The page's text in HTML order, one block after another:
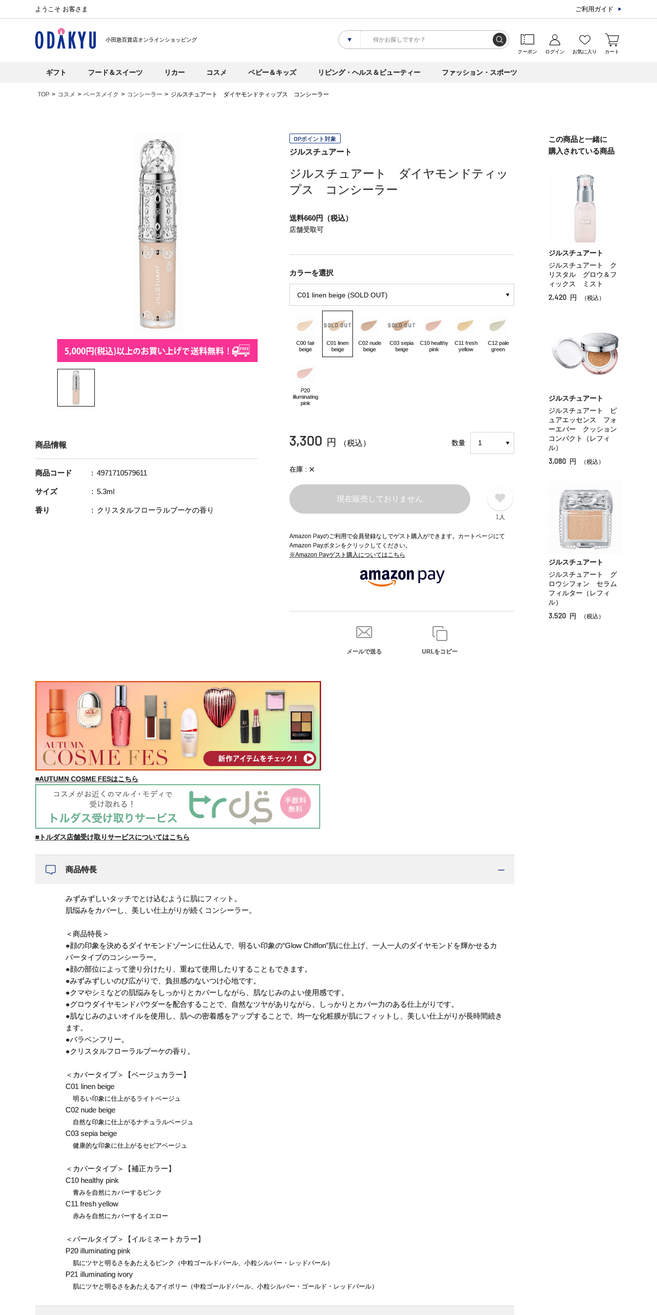
ようこそ お客さま ご利用ガイド
小田急百貨店オンラインショッピング
クーポン ログイン お気に入り カート
ギフト フード＆スイーツ リカー コスメ ベビー＆キッズ リビング・ヘルス＆ビューティー ファッション・スポーツ
TOP コスメ ベースメイク コンシーラー ジルスチュアート ダイヤモンドティップス コンシーラー
OPポイント対象
ジルスチュアート
ジルスチュアート ダイヤモンドティッ
プス コンシーラー
送料660円（税込）
店舗受取可
カラーを選択
C00 fair
beige
C01 linen
beige
C02 nude
beige
C03 sepia
beige
C10 healthy
pink
C11 fresh
yellow
C12 pale
green
P20
illuminating
pink
3,300 円 （税込） 数量
在庫 ×
現在販売しておりません
1人
Amazon Payのご利用で会員登録なしでゲスト購入ができます。カートページにて
Amazon Payボタンをクリックしてください。
※Amazon Payゲスト購入についてはこちら
メールで送る URLをコピー
商品情報
商品コード 4971710579611
サイズ 5.3ml
香り クリスタルフローラルブーケの香り
■AUTUMN COSME FESはこちら
■トルダス店舗受け取りサービスについてはこちら
商品特長
みずみずしいタッチでとけ込むように肌にフィット。
肌悩みをカバーし、美しい仕上がりが続くコンシーラー。
＜商品特長＞
●顔の印象を決めるダイヤモンドゾーンに仕込んで、明るい印象の“Glow Chiffon”肌に仕上げ、一人一人のダイヤモンドを輝かせるカ
バータイプのコンシーラー。
●顔の部位によって塗り分けたり、重ねて使用したりすることもできます。
●みずみずしいのび広がりで、負担感のないつけ心地です。
●クマやシミなどの肌悩みをしっかりとカバーしながら、肌なじみのよい使用感です。
●グロウダイヤモンドパウダーを配合することで、自然なツヤがありながら、しっかりとカバー力のある仕上がりです。
●肌なじみのよいオイルを使用し、肌への密着感をアップすることで、均一な化粧膜が肌にフィットし、美しい仕上がりが長時間続き
ます。
●パラベンフリー。
●クリスタルフローラルブーケの香り。
＜カバータイプ＞【ベージュカラー】
C01 linen beige
明るい印象に仕上がるライトベージュ
C02 nude beige
自然な印象に仕上がるナチュラルベージュ
C03 sepia beige
健康的な印象に仕上がるセピアベージュ
＜カバータイプ＞【補正カラー】
C10 healthy pink
青みを自然にカバーするピンク
C11 fresh yellow
赤みを自然にカバーするイエロー
＜パールタイプ＞【イルミネートカラー】
P20 illuminating pink
肌にツヤと明るさをあたえるピンク（中粒ゴールドパール、小粒シルバー・レッドパール）
P21 illuminating ivory
肌にツヤと明るさをあたえるアイボリー（中粒ゴールドパール、小粒シルバー・ゴールド・レッドパール）
この商品と一緒に
購入されている商品
ジルスチュアート
ジルスチュアート ク
リスタル グロウ＆フ
ィックス ミスト
2,420 円 （税込）
ジルスチュアート
ジルスチュアート ピ
ュアエッセンス フォ
ーエバー クッション
コンパクト（レフィ
ル）
3,080 円 （税込）
ジルスチュアート
ジルスチュアート グ
ロウシフォン セラム
フィルター（レフィ
ル）
3,520 円 （税込）